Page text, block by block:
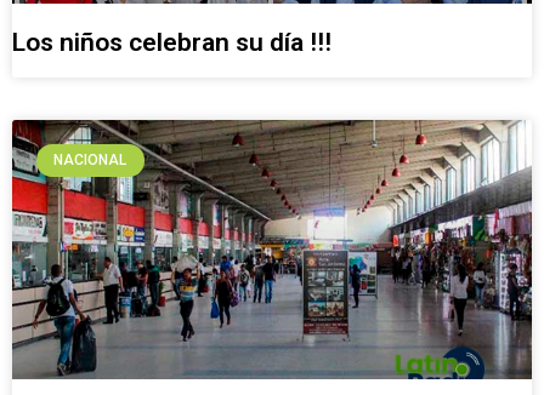
Los niños celebran su día !!!
NACIONAL